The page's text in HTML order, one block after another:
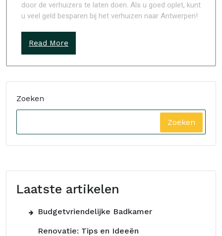
door de verhuizers te laten doen. Als u goed oplet, kunt
u veel geld besparen bij het verhuizen naar Antwerpen!
Read More
Zoeken
Zoeken
Laatste artikelen
Budgetvriendelijke Badkamer
Renovatie: Tips en Ideeën